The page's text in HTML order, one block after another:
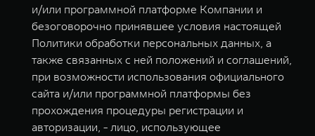
и/или программной платформе Компании и
безоговорочно принявшее условия настоящей
Политики обработки персональных данных, а
также связанных с ней положений и соглашений,
при возможности использования официального
сайта и/или программной платформы без
прохождения процедуры регистрации и
авторизации, - лицо, использующее